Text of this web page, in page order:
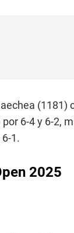
6-4 y 6-2,
1.
2025